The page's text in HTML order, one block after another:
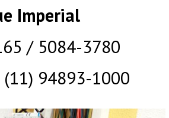
Imperial
/ 5084-3780
94893-1000